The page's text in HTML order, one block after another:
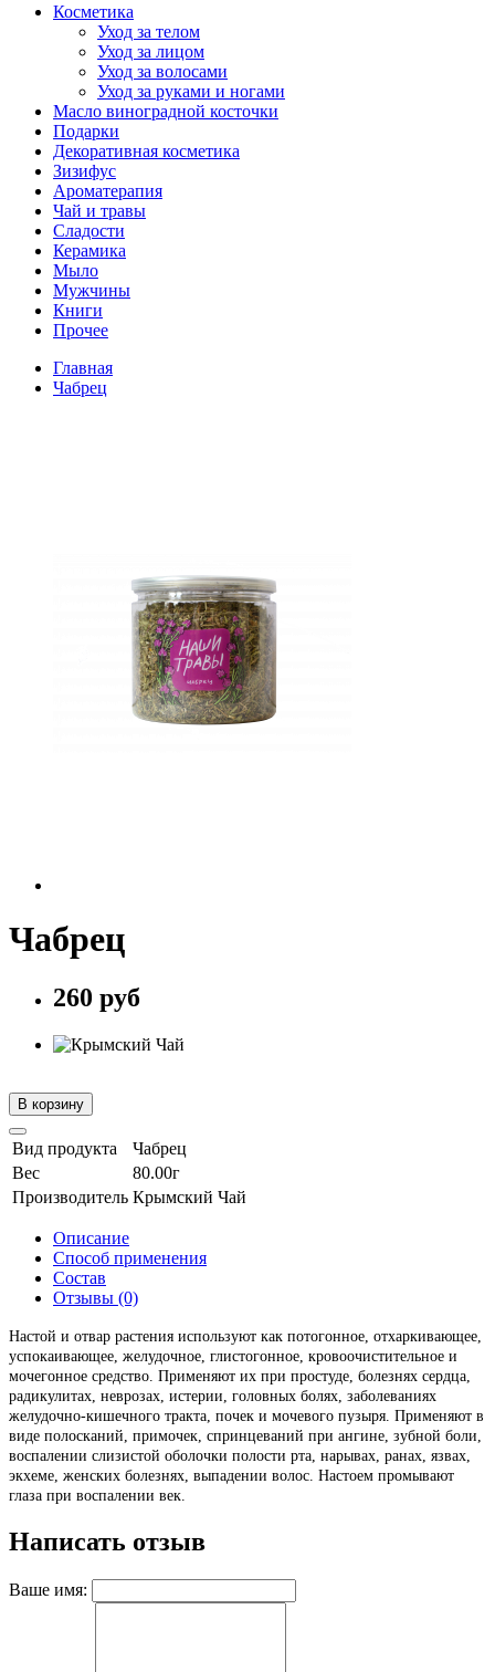
Косметика
Уход за телом
Уход за лицом
Уход за волосами
Уход за руками и ногами
Масло виноградной косточки
Подарки
Декоративная косметика
Зизифус
Ароматерапия
Чай и травы
Сладости
Керамика
Мыло
Мужчины
Книги
Прочее
Главная
Чабрец
Чабрец
260 руб
В корзину
Вид продукта
Чабрец
Вес
80.00г
Производитель Крымский Чай
Описание
Способ применения
Состав
Отзывы (0)
Настой и отвар растения используют как потогонное, отхаркивающее,
успокаивающее, желудочное, глистогонное, кровоочистительное и
мочегонное средство. Применяют их при простуде, болезнях сердца,
радикулитах, неврозах, истерии, головных болях, заболеваниях
желудочно-кишечного тракта, почек и мочевого пузыря. Применяют в
виде полосканий, примочек, спринцеваний при ангине, зубной боли,
воспалении слизистой оболочки полости рта, нарывах, ранах, язвах,
экхеме, женских болезнях, выпадении волос. Настоем промывают
глаза при воспалении век.
Написать отзыв
Ваше имя: